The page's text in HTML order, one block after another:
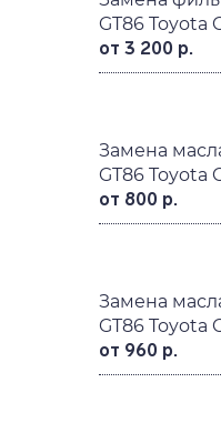
GT86 Toyota
от 3 200 р.
Замена
GT86 Toyota
от 800 р.
Замена
GT86 Toyota
от 960 р.